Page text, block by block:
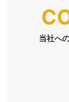
当社へ